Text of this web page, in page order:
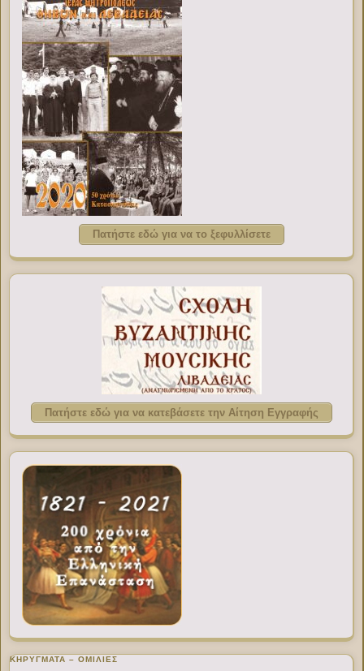
Πατήστε εδώ για να το ξεφυλλίσετε
Πατήστε εδώ για να κατεβάσετε την Αίτηση Εγγραφής
ΚΗΡΥΓΜΑΤΑ – ΟΜΙΛΙΕΣ